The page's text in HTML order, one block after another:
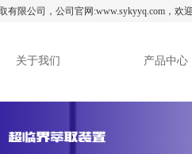
有限公司，公司官网:www.sykyyq.com，
关于我们 产品中心